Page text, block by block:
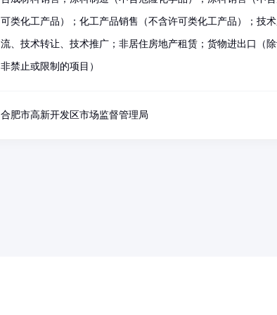
可类化工产品）；化工产品销售（不含许可类化工产品）；技
流、技术转让、技术推广；非居住房地产租赁；货物进出口（
非禁止或限制的项目）
合肥市高新开发区市场监督管理局